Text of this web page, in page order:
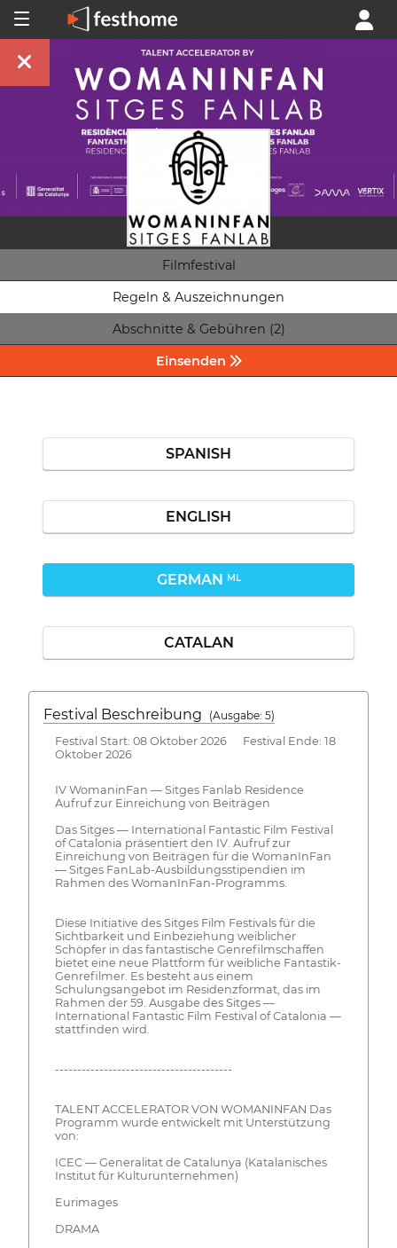
Filmfestival
Regeln & Auszeichnungen
Abschnitte & Gebühren (2)
Einsenden
SPANISH
ENGLISH
GERMAN ML
CATALAN
Festival Beschreibung
(Ausgabe: 5)
Festival Start: 08 Oktober 2026 Festival Ende: 18
Oktober 2026
IV WomaninFan — Sitges Fanlab Residence
Aufruf zur Einreichung von Beiträgen
Das Sitges — International Fantastic Film Festival
of Catalonia präsentiert den IV. Aufruf zur
Einreichung von Beiträgen für die WomanInFan
— Sitges FanLab-Ausbildungsstipendien im
Rahmen des WomanInFan-Programms.
Diese Initiative des Sitges Film Festivals für die
Sichtbarkeit und Einbeziehung weiblicher
Schöpfer in das fantastische Genrefilmschaffen
bietet eine neue Plattform für weibliche Fantastik-
Genrefilmer. Es besteht aus einem
Schulungsangebot im Residenzformat, das im
Rahmen der 59. Ausgabe des Sitges —
International Fantastic Film Festival of Catalonia —
stattfinden wird.
----------------------------------------
TALENT ACCELERATOR VON WOMANINFAN Das
Programm wurde entwickelt mit Unterstützung
von:
ICEC — Generalitat de Catalunya (Katalanisches
Institut für Kulturunternehmen)
Eurimages
DRAMA